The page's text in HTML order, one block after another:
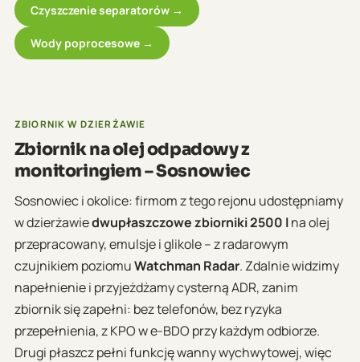
Czyszczenie separatorów →
Wody poprocesowe →
ZBIORNIK W DZIERŻAWIE
Zbiornik na olej odpadowy z
monitoringiem – Sosnowiec
Sosnowiec i okolice: firmom z tego rejonu udostępniamy
w dzierżawiedwupłaszczowe zbiorniki 2500 lna olej
przepracowany, emulsje i glikole – z radarowym
czujnikiem poziomuWatchman Radar. Zdalnie widzimy
napełnienie i przyjeżdżamy cysterną ADR, zanim
zbiornik się zapełni: bez telefonów, bez ryzyka
przepełnienia, z KPO w e-BDO przy każdym odbiorze.
Drugi płaszcz pełni funkcję wanny wychwytowej, więc